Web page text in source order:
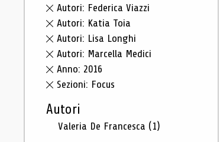
Autori: Federica Viazzi
Autori: Katia Toia
Autori: Lisa Longhi
Autori: Marcella Medici
Anno: 2016
Sezioni: Focus
Autori
Valeria De Francesca (1)